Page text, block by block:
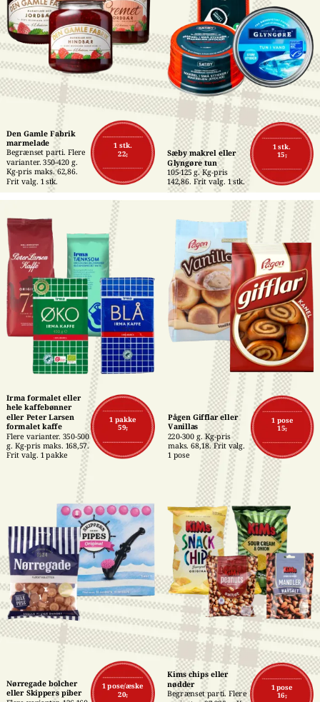
1 stk.
22,-
Den Gamle Fabrik
marmelade
Begrænset parti. Flere
varianter. 350-420 g.
Kg-pris maks. 62,86.
Frit valg. 1 stk.
1 stk.
15,-
Sæby makrel eller
Glyngøre tun
105-125 g. Kg-pris
142,86. Frit valg. 1 stk.
1 pakke
59,-
Irma formalet eller
hele kaffebønner
eller Peter Larsen
formalet kaffe
Flere varianter. 350-500
g. Kg-pris maks. 168,57.
Frit valg. 1 pakke
1 pose
15,-
Pågen Gifflar eller
Vanillas
220-300 g. Kg-pris
maks. 68,18. Frit valg.
1 pose
1 pose/æske
20,-
Nørregade bolcher
eller Skippers piber
1 pose
16,-
Kims chips eller
nødder
Begrænset parti. Flere